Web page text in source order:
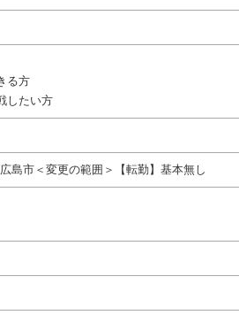
る方
したい方
島市＜変更の範囲＞【転勤】基本無し